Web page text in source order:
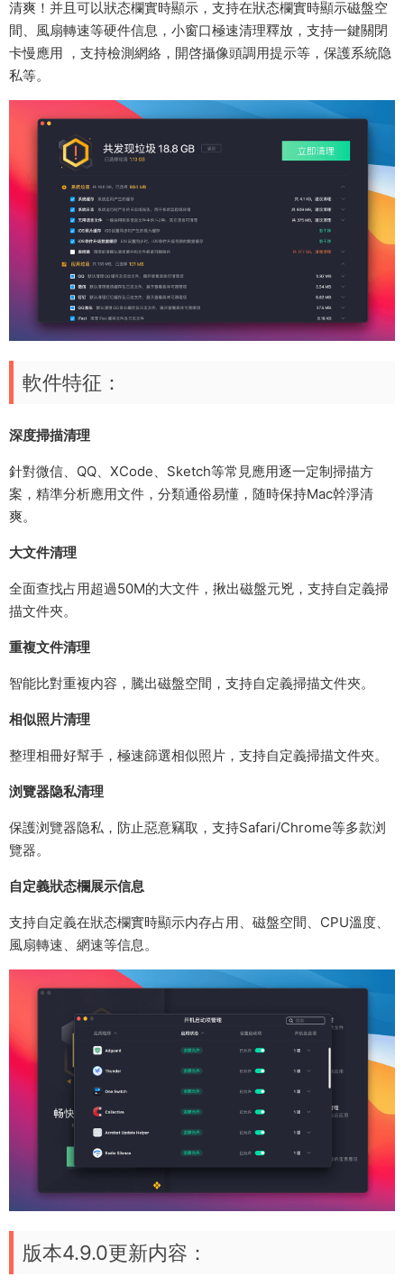
清爽！并且可以狀态欄實時顯示，支持在狀态欄實時顯示磁盤空
間、風扇轉速等硬件信息，小窗口極速清理釋放，支持一鍵關閉
卡慢應用 ，支持檢測網絡，開啓攝像頭調用提示等，保護系統隐
私等。
軟件特征：
深度掃描清理
針對微信、QQ、XCode、Sketch等常見應用逐一定制掃描方
案，精準分析應用文件，分類通俗易懂，随時保持Mac幹淨清
爽。
大文件清理
全面查找占用超過50M的大文件，揪出磁盤元兇，支持自定義掃
描文件夾。
重複文件清理
智能比對重複内容，騰出磁盤空間，支持自定義掃描文件夾。
相似照片清理
整理相冊好幫手，極速篩選相似照片，支持自定義掃描文件夾。
浏覽器隐私清理
保護浏覽器隐私，防止惡意竊取，支持Safari/Chrome等多款浏
覽器。
自定義狀态欄展示信息
支持自定義在狀态欄實時顯示内存占用、磁盤空間、CPU溫度、
風扇轉速、網速等信息。
版本4.9.0更新内容：